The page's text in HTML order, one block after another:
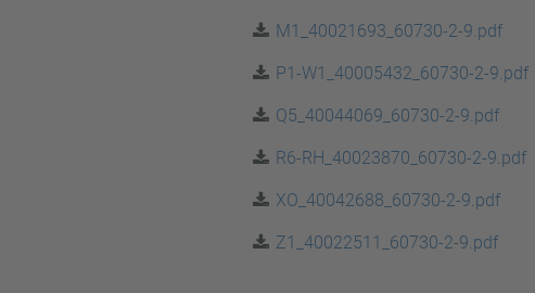
M1_40021693_60730-2-9.pdf
P1-W1_40005432_60730-2-9.pdf
Q5_40044069_60730-2-9.pdf
R6-RH_40023870_60730-2-9.pdf
XO_40042688_60730-2-9.pdf
Z1_40022511_60730-2-9.pdf